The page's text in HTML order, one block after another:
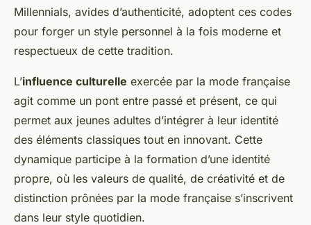
Millennials, avides d’authenticité, adoptent ces codes
pour forger un style personnel à la fois moderne et
respectueux de cette tradition.
L’influence culturelle exercée par la mode française
agit comme un pont entre passé et présent, ce qui
permet aux jeunes adultes d’intégrer à leur identité
des éléments classiques tout en innovant. Cette
dynamique participe à la formation d’une identité
propre, où les valeurs de qualité, de créativité et de
distinction prônées par la mode française s’inscrivent
dans leur style quotidien.